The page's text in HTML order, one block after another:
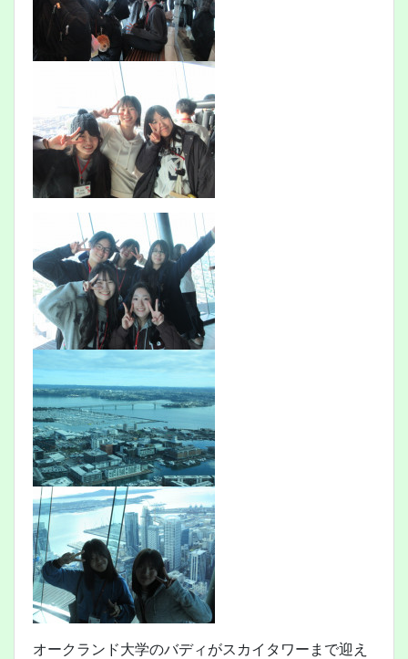
オークランド大学のバディがスカイタワーまで迎え